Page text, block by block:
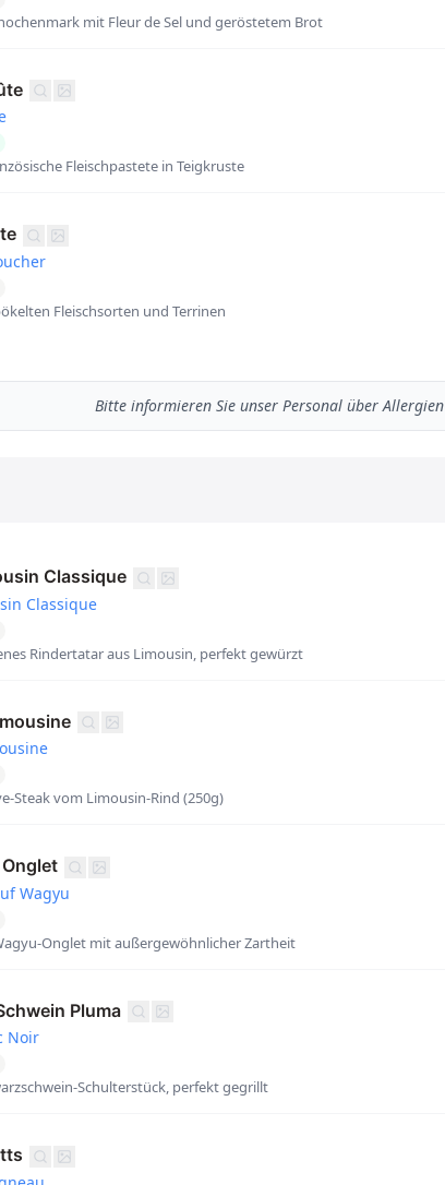
mit Fleur de Sel und geröstetem Brot
Fleischpastete in Teigkruste
Fleischsorten und Terrinen
Bitte informieren Sie unser Personal über Allergien
Classique
Classique
Rindertatar aus Limousin, perfekt gewürzt
Steak vom Limousin-Rind (250g)
Wagyu
Onglet mit außergewöhnlicher Zartheit
Pluma
Noir
Schulterstück, perfekt gegrillt